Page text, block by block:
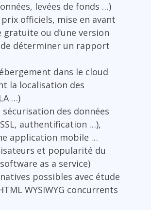
levées de fonds …)
prix officiels, mise en avant
gratuite ou d’une version
de déterminer un rapport
dans le cloud
la localisation des
…)
sécurisation des données
authentification …),
application mobile …
et popularité du
as a service)
possibles avec étude
WYSIWYG concurrents